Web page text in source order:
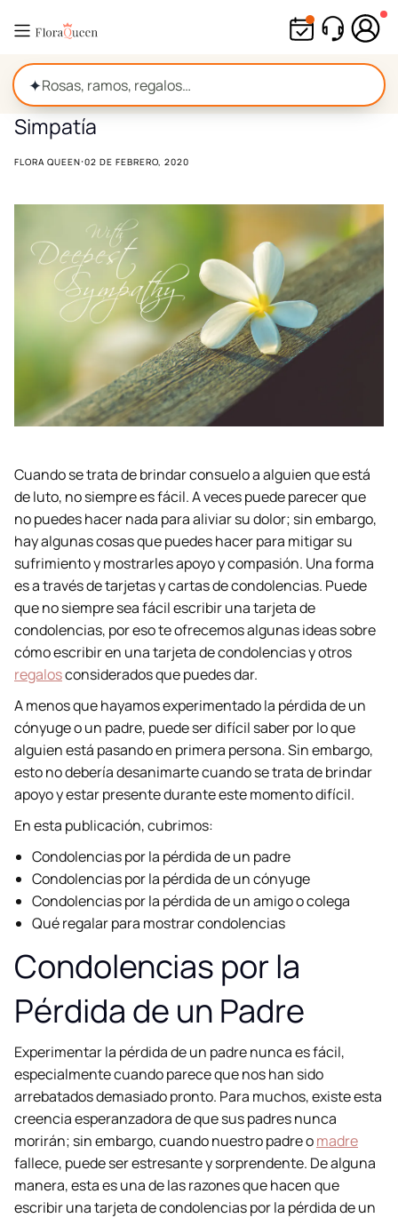
directamente
contenido
✦
Simpatía
FLORA QUEEN·02 DE FEBRERO, 2020
Cuando se trata de brindar consuelo a alguien que está
de luto, no siempre es fácil. A veces puede parecer que
no puedes hacer nada para aliviar su dolor; sin embargo,
hay algunas cosas que puedes hacer para mitigar su
sufrimiento y mostrarles apoyo y compasión. Una forma
es a través de tarjetas y cartas de condolencias. Puede
que no siempre sea fácil escribir una tarjeta de
condolencias, por eso te ofrecemos algunas ideas sobre
cómo escribir en una tarjeta de condolencias y otros
regalosconsiderados que puedes dar.
A menos que hayamos experimentado la pérdida de un
cónyuge o un padre, puede ser difícil saber por lo que
alguien está pasando en primera persona. Sin embargo,
esto no debería desanimarte cuando se trata de brindar
apoyo y estar presente durante este momento difícil.
En esta publicación, cubrimos:
Condolencias por la pérdida de un padre
Condolencias por la pérdida de un cónyuge
Condolencias por la pérdida de un amigo o colega
Qué regalar para mostrar condolencias
Condolencias por la
Pérdida de un Padre
Experimentar la pérdida de un padre nunca es fácil,
especialmente cuando parece que nos han sido
arrebatados demasiado pronto. Para muchos, existe esta
creencia esperanzadora de que sus padres nunca
morirán; sin embargo, cuando nuestro padre omadre
fallece, puede ser estresante y sorprendente. De alguna
manera, esta es una de las razones que hacen que
escribir una tarjeta de condolencias por la pérdida de un